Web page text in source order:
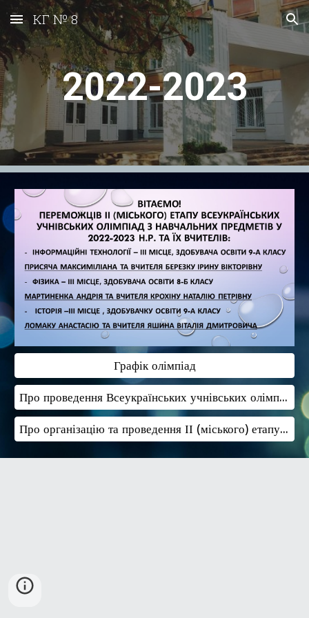
Skip to main content Skip to navigation
КГ № 8
2022-2023
Графік олімпіад
Про проведення Всеукраїнських учнівських олімпіад із навчальних предметів
Про організацію та проведення ІІ (міського) етапу Всеукраїнських учнівських олімпіад